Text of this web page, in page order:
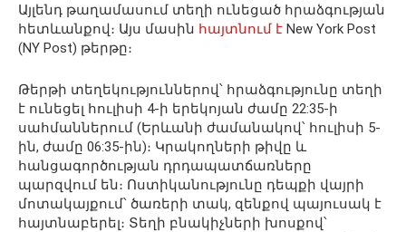
Այլենդ թաղամասում տեղի ունեցած հրաձգության
հետևանքով։ Այս մասին հայտնում է New York Post
(NY Post) թերթը։
Թերթի տեղեկություններով՝ հրաձգությունը տեղի
է ունեցել հուլիսի 4-ի երեկոյան ժամը 22:35-ի
սահմաններում (Երևանի ժամանակով՝ հուլիսի 5-
ին, ժամը 06:35-ին)։ Կրակողների թիվը և
հանցագործության դրդապատճառները
պարզվում են։ Ոստիկանությունը դեպքի վայրի
մոտակայքում՝ ծառերի տակ, զենքով պայուսակ է
հայտնաբերել։ Տեղի բնակիչների խոսքով՝